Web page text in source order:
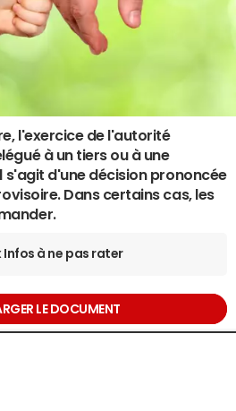
l'exercice de l'autorité
à un tiers ou à une
s'agit d'une décision prononcée
Dans certains cas, les
Infos à ne pas rater
LE DOCUMENT